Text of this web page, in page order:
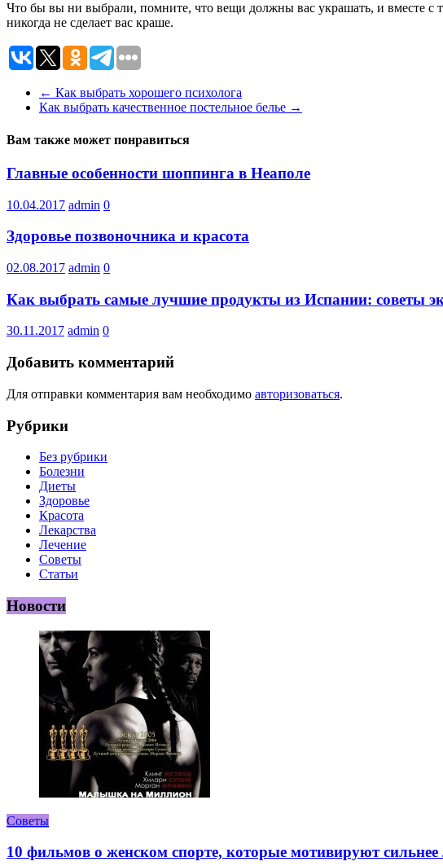
Что бы вы ни выбрали, помните, что вещи должны вас украшать, и вместе с
никогда не сделает вас краше.
← Как выбрать хорошего психолога
Как выбрать качественное постельное белье →
Вам также может понравиться
Главные особенности шоппинга в Неаполе
10.04.2017 admin 0
Здоровье позвоночника и красота
02.08.2017 admin 0
Как выбрать самые лучшие продукты из Испании: советы
30.11.2017 admin 0
Добавить комментарий
Для отправки комментария вам необходимо авторизоваться.
Рубрики
Без рубрики
Болезни
Диеты
Здоровье
Красота
Лекарства
Лечение
Советы
Статьи
Новости
Советы
10 фильмов о женском спорте, которые мотивируют сильнее